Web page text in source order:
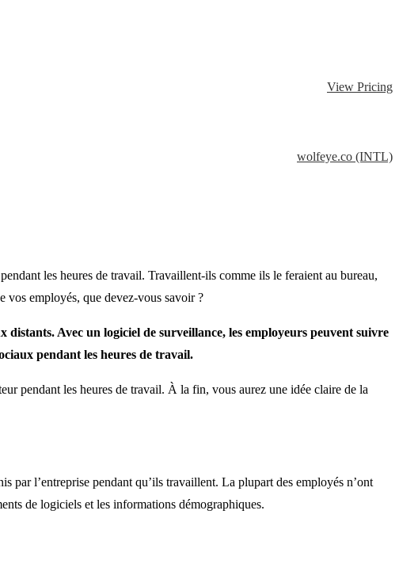
View Pricing
wolfeye.co (INTL)
les heures de travail. Travaillent-ils comme ils le feraient au bureau,
vos employés, que devez-vous savoir ?
Avec un logiciel de surveillance, les employeurs peuvent suivre
pendant les heures de travail.
pendant les heures de travail. À la fin, vous aurez une idée claire de la
par l’entreprise pendant qu’ils travaillent. La plupart des employés n’ont
de logiciels et les informations démographiques.